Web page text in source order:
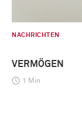
NACHRICHTEN
VERMÖGEN
1 Min